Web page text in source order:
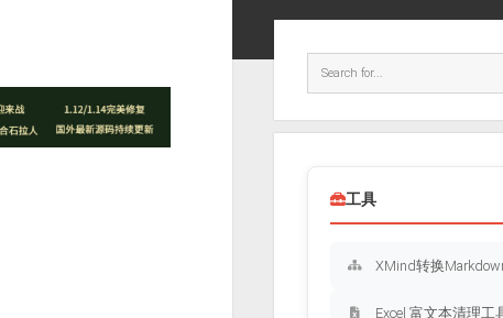
工具
XMind转换
Excel 富文本清理工